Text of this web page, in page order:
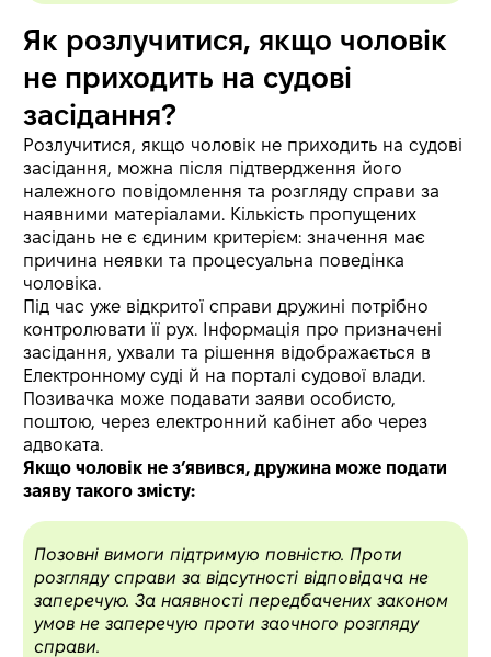
Як розлучитися, якщо чоловік
не приходить на судові
засідання?
Розлучитися, якщо чоловік не приходить на судові
засідання, можна після підтвердження його
належного повідомлення та розгляду справи за
наявними матеріалами. Кількість пропущених
засідань не є єдиним критерієм: значення має
причина неявки та процесуальна поведінка
чоловіка.
Під час уже відкритої справи дружині потрібно
контролювати її рух. Інформація про призначені
засідання, ухвали та рішення відображається в
Електронному суді й на порталі судової влади.
Позивачка може подавати заяви особисто,
поштою, через електронний кабінет або через
адвоката.
Якщо чоловік не з’явився, дружина може подати
заяву такого змісту:
Позовні вимоги підтримую повністю. Проти
розгляду справи за відсутності відповідача не
заперечую. За наявності передбачених законом
умов не заперечую проти заочного розгляду
справи.